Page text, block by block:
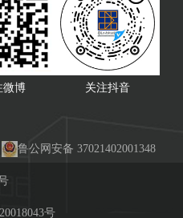
微博 关注抖音
鲁公网安备 37021402001348
号